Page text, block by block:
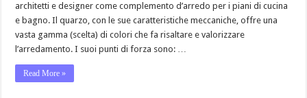
architetti e designer come complemento d’arredo per i piani di cucina
e bagno. Il quarzo, con le sue caratteristiche meccaniche, offre una
vasta gamma (scelta) di colori che fa risaltare e valorizzare
l’arredamento. I suoi punti di forza sono: …
Read More »